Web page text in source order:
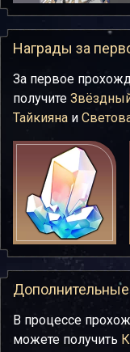
Награды за
За первое
получите
Тайкияна и
В процессе
можете получить